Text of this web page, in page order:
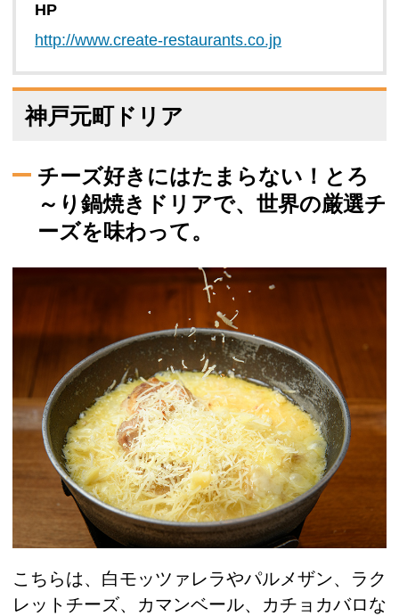
HP
http://www.create-restaurants.co.jp
神戸元町ドリア
チーズ好きにはたまらない！とろ
～り鍋焼きドリアで、世界の厳選チ
ーズを味わって。
こちらは、白モッツァレラやパルメザン、ラク
レットチーズ、カマンベール、カチョカバロな